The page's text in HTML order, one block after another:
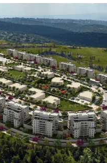
דרך אמונה – שכונת
רכסים